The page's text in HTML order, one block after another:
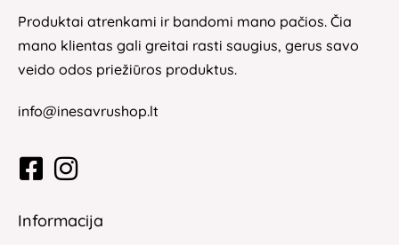
Produktai atrenkami ir bandomi mano pačios. Čia
mano klientas gali greitai rasti saugius, gerus savo
veido odos priežiūros produktus.
info@inesavrushop.lt
Informacija